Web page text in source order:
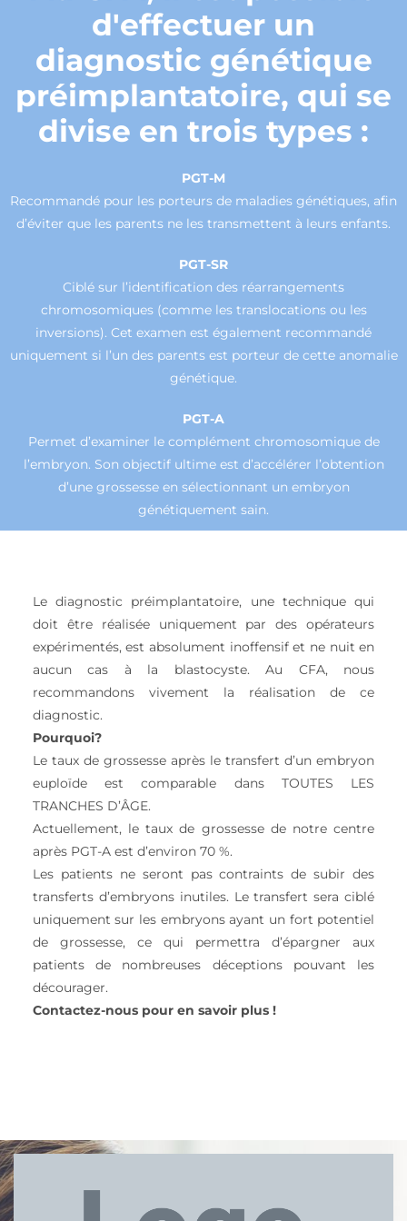
d'effectuer un
diagnostic génétique
préimplantatoire, qui se
divise en trois types :
PGT-M
Recommandé pour les porteurs de maladies génétiques, afin
d’éviter que les parents ne les transmettent à leurs enfants.
PGT-SR
Ciblé sur l’identification des réarrangements
chromosomiques (comme les translocations ou les
inversions). Cet examen est également recommandé
uniquement si l’un des parents est porteur de cette anomalie
génétique.
PGT-A
Permet d’examiner le complément chromosomique de
l’embryon. Son objectif ultime est d’accélérer l’obtention
d’une grossesse en sélectionnant un embryon
génétiquement sain.
Le diagnostic préimplantatoire, une technique qui
doit être réalisée uniquement par des opérateurs
expérimentés, est absolument inoffensif et ne nuit en
aucun cas à la blastocyste. Au CFA, nous
recommandons vivement la réalisation de ce
diagnostic.
Pourquoi?
Le taux de grossesse après le transfert d’un embryon
euploïde est comparable dans TOUTES LES
TRANCHES D’ÂGE.
Actuellement, le taux de grossesse de notre centre
après PGT-A est d’environ 70 %.
Les patients ne seront pas contraints de subir des
transferts d’embryons inutiles. Le transfert sera ciblé
uniquement sur les embryons ayant un fort potentiel
de grossesse, ce qui permettra d’épargner aux
patients de nombreuses déceptions pouvant les
décourager.
Contactez-nous pour en savoir plus !